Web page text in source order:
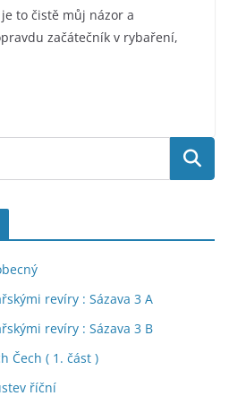
to čistě můj názor a
začátečník v rybaření,
revíry : Sázava 3 A
revíry : Sázava 3 B
Čech ( 1. část )
říční